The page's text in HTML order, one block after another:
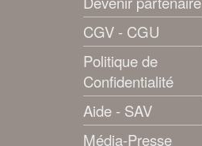
CGV - CGU
Politique de
Confidentialité
Aide - SAV
Média-Presse